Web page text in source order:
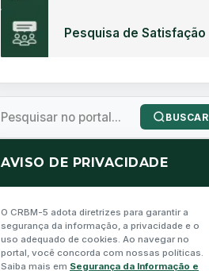
Pesquisa de Satisfação
BUSCAR
AVISO DE PRIVACIDADE
O CRBM-5 adota diretrizes para garantir a
segurança da informação, a privacidade e o
uso adequado de cookies. Ao navegar no
portal, você concorda com nossas políticas.
Saiba mais em Segurança da Informação e